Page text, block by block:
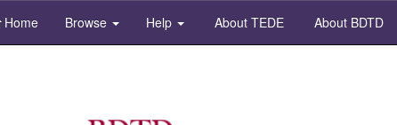
Home Browse Help About TEDE About BDTD